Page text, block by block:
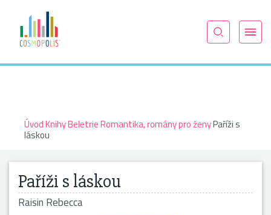
ÚvodKnihyBeletrieRomantika, romány pro ženyPaříži s
láskou
Paříži s láskou
Raisin Rebecca